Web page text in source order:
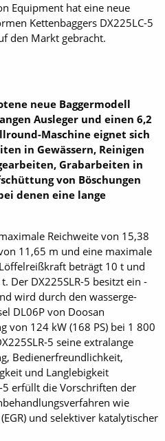
Equipment hat eine neue
Kettenbaggers DX225LC-5
den Markt gebracht.
neue Baggermodell
Ausleger und einen 6,2
Maschine eignet sich
in Gewässern, Reinigen
Grabarbeiten in
von Böschungen
denen eine lange
Reichweite von 15,38
11,65 m und eine ma­ximale
beträgt 10 t und
Der DX225SLR-5 besitzt ein
wird durch den wasserge­
DL06P von Doosan
von 124 kW (168 PS) bei 1 800
5 seine extralange
Bedienerfreundlichkeit,
und Langlebigkeit
5 erfüllt die Vorschriften der
wie
und selektiver katalytischer